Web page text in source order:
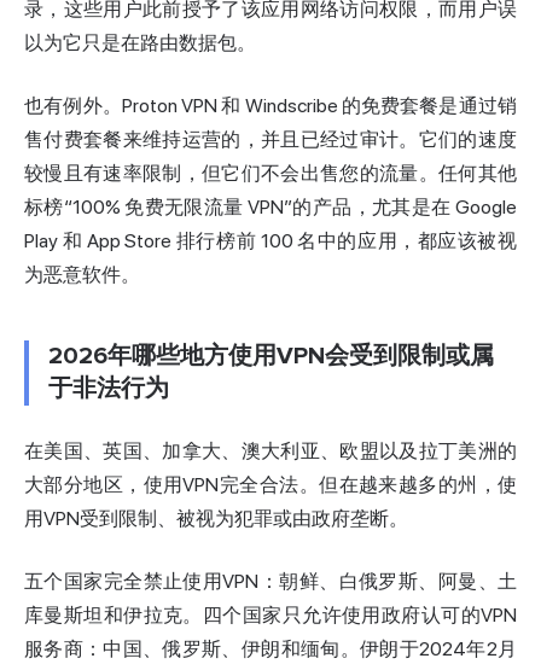
录，这些用户此前授予了该应用网络访问权限，而用户误
以为它只是在路由数据包。
也有例外。Proton VPN 和 Windscribe 的免费套餐是通过销
售付费套餐来维持运营的，并且已经过审计。它们的速度
较慢且有速率限制，但它们不会出售您的流量。任何其他
标榜“100% 免费无限流量 VPN”的产品，尤其是在 Google
Play 和 App Store 排行榜前 100 名中的应用，都应该被视
为恶意软件。
2026年哪些地方使用VPN会受到限制或属
于非法行为
在美国、英国、加拿大、澳大利亚、欧盟以及拉丁美洲的
大部分地区，使用VPN完全合法。但在越来越多的州，使
用VPN受到限制、被视为犯罪或由政府垄断。
五个国家完全禁止使用VPN：朝鲜、白俄罗斯、阿曼、土
库曼斯坦和伊拉克。四个国家只允许使用政府认可的VPN
服务商：中国、俄罗斯、伊朗和缅甸。伊朗于2024年2月